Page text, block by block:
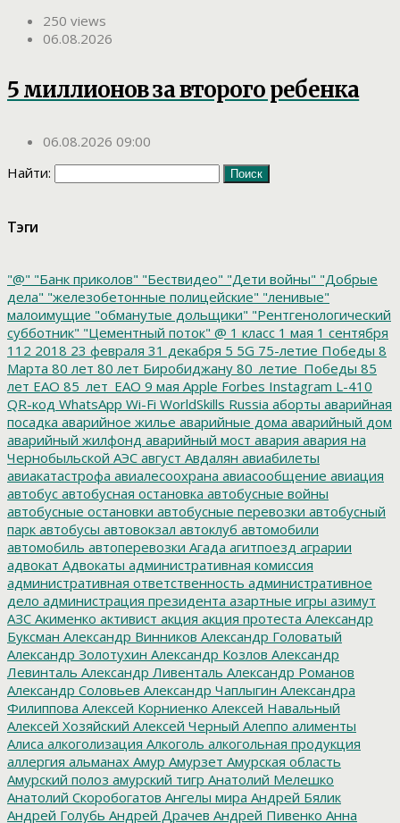
250 views
06.08.2026
5 миллионов за второго ребенка
06.08.2026 09:00
Найти:
Тэги
"@" "Банк приколов" "Бествидео" "Дети войны" "Добрые
дела" "железобетонные полицейские" "ленивые"
малоимущие "обманутые дольщики" "Рентгенологический
субботник" "Цементный поток" @ 1 класс 1 мая 1 сентября
112 2018 23 февраля 31 декабря 5 5G 75-летие Победы 8
Марта 80 лет 80 лет Биробиджану 80_летие_Победы 85
лет ЕАО 85_лет_ЕАО 9 мая Apple Forbes Instagram L-410
QR-код WhatsApp Wi-Fi WorldSkills Russia аборты аварийная
посадка аварийное жилье аварийные дома аварийный дом
аварийный жилфонд аварийный мост авария авария на
Чернобыльской АЭС август Авдалян авиабилеты
авиакатастрофа авиалесоохрана авиасообщение авиация
автобус автобусная остановка автобусные войны
автобусные остановки автобусные перевозки автобусный
парк автобусы автовокзал автоклуб автомобили
автомобиль автоперевозки Агада агитпоезд аграрии
адвокат Адвокаты административная комиссия
административная ответственность административное
дело администрация президента азартные игры азимут
АЗС Акименко активист акция акция протеста Александр
Буксман Александр Винников Александр Головатый
Александр Золотухин Александр Козлов Александр
Левинталь Александр Ливенталь Александр Романов
Александр Соловьев Александр Чаплыгин Александра
Филиппова Алексей Корниенко Алексей Навальный
Алексей Хозяйский Алексей Черный Алеппо алименты
Алиса алкоголизация Алкоголь алкогольная продукция
аллергия альманах Амур Амурзет Амурская область
Амурский полоз амурский тигр Анатолий Мелешко
Анатолий Скоробогатов Ангелы мира Андрей Бялик
Андрей Голубь Андрей Драчев Андрей Пивенко Анна